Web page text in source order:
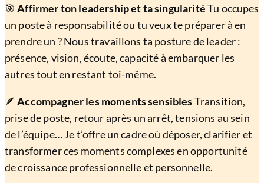
🎯Affirmer ton leadership et ta singularitéTu occupes
un poste à responsabilité ou tu veux te préparer à en
prendre un ? Nous travaillons ta posture de leader :
présence, vision, écoute, capacité à embarquer les
autres tout en restant toi-même.
🪶Accompagner les moments sensiblesTransition,
prise de poste, retour après un arrêt, tensions au sein
de l’équipe… Je t’offre un cadre où déposer, clarifier et
transformer ces moments complexes en opportunité
de croissance professionnelle et personnelle.